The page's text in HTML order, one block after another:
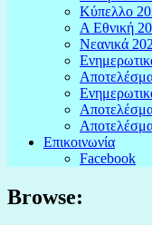
Κύπελλο
Α Εθνική
Νεανικά
Επικοινωνία
Facebook
Browse: